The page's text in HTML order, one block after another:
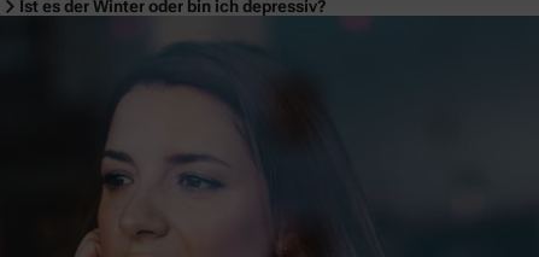
Ist es der Winter oder bin ich depressiv?